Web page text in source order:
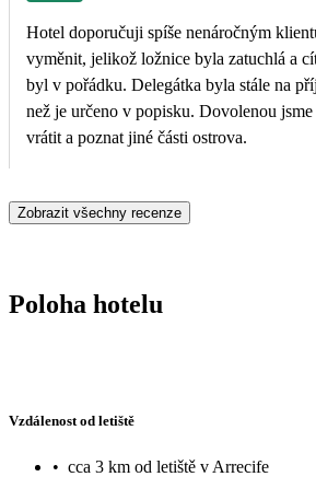
Hotel doporučuji spíše nenáročným
vyměnit, jelikož ložnice byla zatuchlá a cítit plísní, bohužel se nedala se vyvětrat. Personál byl velice ochotný a za
byl v pořádku. Delegátka byla stále na
než je určeno v popisku. Dovolenou
vrátit a poznat jiné části ostrova.
Zobrazit všechny recenze
Poloha hotelu
Vzdálenost od letiště
• cca 3 km od letiště v Arrecife